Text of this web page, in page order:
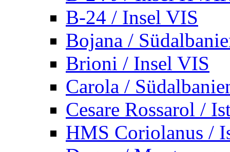
B-24 / Insel VIS
Bojana /
Brioni / Insel VIS
Carola /
Cesare Rossarol /
HMS Coriolanus /